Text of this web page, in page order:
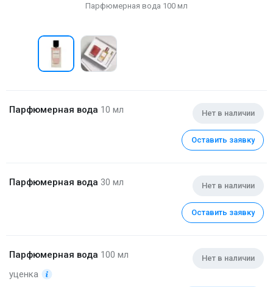
Парфюмерная вода 100 мл
Парфюмерная вода 10 мл Нет в наличии
Оставить заявку
Парфюмерная вода 30 мл Нет в наличии
Оставить заявку
Парфюмерная вода 100 мл
уценка
Нет в наличии